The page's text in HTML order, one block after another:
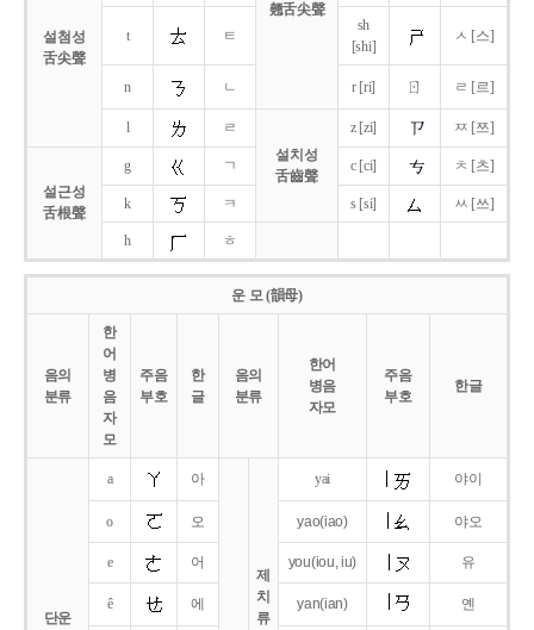
翹舌尖聲
설첨성
舌尖聲
t ㅌ
sh
[shi]
ㅅ [스]
n ㄴ r [ri] ㄖ ㄹ [르]
l
ㄹ
설치성
舌齒聲
z [zi] ㅉ [쯔]
설근성
舌根聲
g ㄱ c [ci] ㅊ [츠]
k ㅋ s [si] ㅆ [쓰]
h ㅎ
운 모 (韻母)
음의
분류
한
어
병
음
자
모
주음
부호
한
글
음의
분류
한어
병음
자모
주음
부호
한글
단운
a 아
제
치
류
yai 야이
o 오 yao(iao) 야오
e 어 you(iou,iu) 유
ê 에 yan(ian) 옌